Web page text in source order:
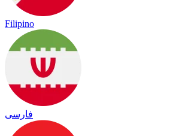
Filipino
فارسی